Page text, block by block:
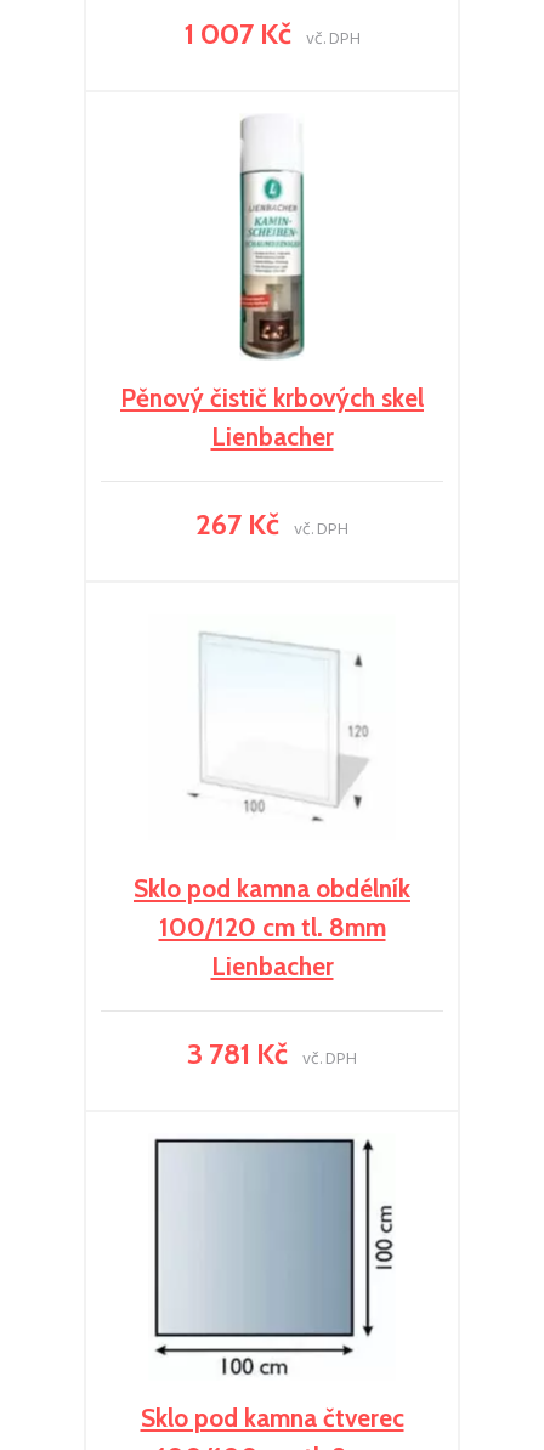
1 007 Kč vč. DPH
Pěnový čistič krbových skel
Lienbacher
267 Kč vč. DPH
Sklo pod kamna obdélník
100/120 cm tl. 8mm
Lienbacher
3 781 Kč vč. DPH
Sklo pod kamna čtverec